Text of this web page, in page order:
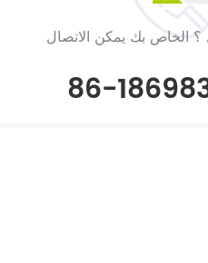
؟ الخاص بك يمكن الاتصال
86-